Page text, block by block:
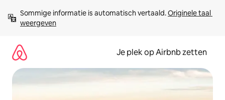
direct
naar
Sommige informatie is automatisch vertaald. Originele taal
weergeven
Je plek op Airbnb zetten